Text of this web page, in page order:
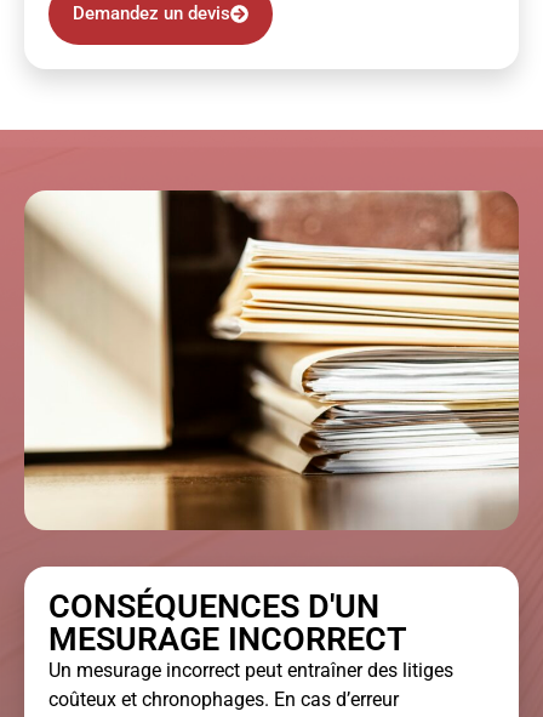
Demandez un devis
CONSÉQUENCES D'UN
MESURAGE INCORRECT
Un mesurage incorrect peut entraîner des litiges
coûteux et chronophages. En cas d’erreur